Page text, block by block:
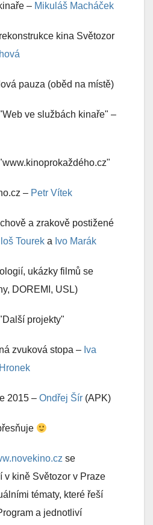
– Mikuláš Macháček
kina Světozor
pauza (oběd na místě)
ve službách kinaře" –
– Petr Vítek
a zrakově postižené
Tourek a Ivo Marák
ukázky filmů se
DOREMI, USL)
projekty"
zvuková stopa – Iva
2015 – Ondřej Šír (APK)
se
v kině Světozor v Praze
tématy, které řeší
a jednotliví